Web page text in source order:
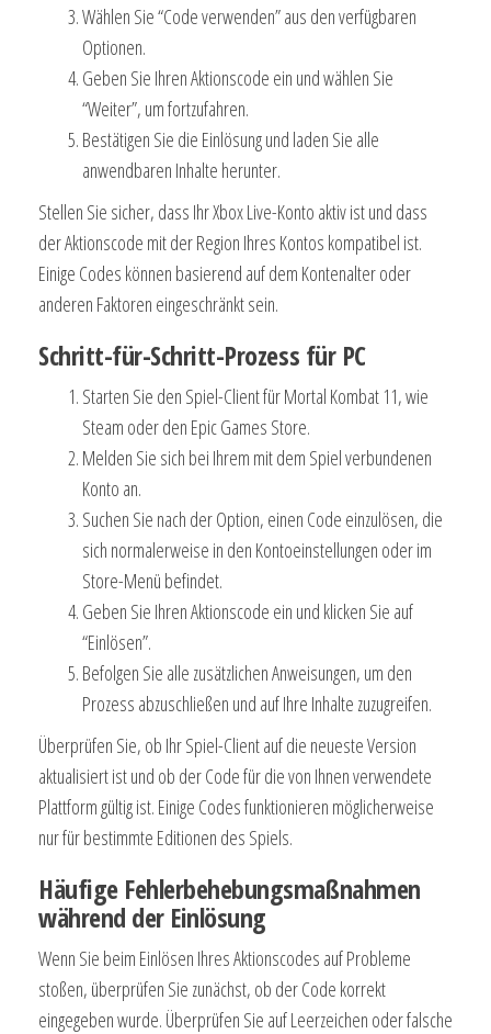
Wählen Sie “Code verwenden” aus den verfügbaren
Optionen.
Geben Sie Ihren Aktionscode ein und wählen Sie
“Weiter”, um fortzufahren.
Bestätigen Sie die Einlösung und laden Sie alle
anwendbaren Inhalte herunter.
Stellen Sie sicher, dass Ihr Xbox Live-Konto aktiv ist und dass
der Aktionscode mit der Region Ihres Kontos kompatibel ist.
Einige Codes können basierend auf dem Kontenalter oder
anderen Faktoren eingeschränkt sein.
Schritt-für-Schritt-Prozess für PC
Starten Sie den Spiel-Client für Mortal Kombat 11, wie
Steam oder den Epic Games Store.
Melden Sie sich bei Ihrem mit dem Spiel verbundenen
Konto an.
Suchen Sie nach der Option, einen Code einzulösen, die
sich normalerweise in den Kontoeinstellungen oder im
Store-Menü befindet.
Geben Sie Ihren Aktionscode ein und klicken Sie auf
“Einlösen”.
Befolgen Sie alle zusätzlichen Anweisungen, um den
Prozess abzuschließen und auf Ihre Inhalte zuzugreifen.
Überprüfen Sie, ob Ihr Spiel-Client auf die neueste Version
aktualisiert ist und ob der Code für die von Ihnen verwendete
Plattform gültig ist. Einige Codes funktionieren möglicherweise
nur für bestimmte Editionen des Spiels.
Häufige Fehlerbehebungsmaßnahmen
während der Einlösung
Wenn Sie beim Einlösen Ihres Aktionscodes auf Probleme
stoßen, überprüfen Sie zunächst, ob der Code korrekt
eingegeben wurde. Überprüfen Sie auf Leerzeichen oder falsche